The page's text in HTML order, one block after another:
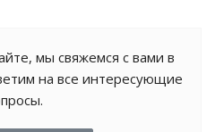
мы свяжемся с вами в
на все интересующие